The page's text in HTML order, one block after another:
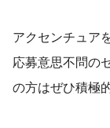
アクセンチュア
応募意思不問の
の方はぜひ積極